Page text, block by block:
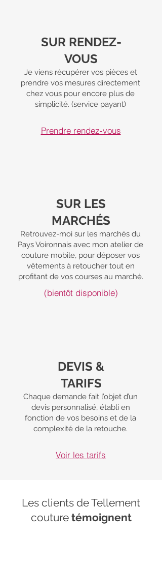
SUR RENDEZ-
VOUS
Je viens récupérer vos pièces et
prendre vos mesures directement
chez vous pour encore plus de
simplicité. (service payant)
Prendre rendez-vous
SUR LES
MARCHÉS
Retrouvez-moi sur les marchés du
Pays Voironnais avec mon atelier de
couture mobile, pour déposer vos
vêtements à retoucher tout en
profitant de vos courses au marché.
(bientôt disponible)
DEVIS &
TARIFS
Chaque demande fait l’objet d’un
devis personnalisé, établi en
fonction de vos besoins et de la
complexité de la retouche.
Voir les tarifs
Les clients de Tellement
couture témoignent